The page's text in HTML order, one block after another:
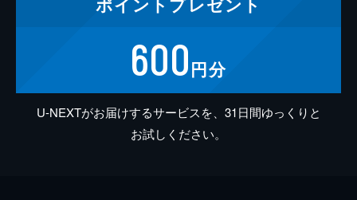
600円分
U-NEXTがお届けするサービスを、31日間ゆっくりと
お試しください。